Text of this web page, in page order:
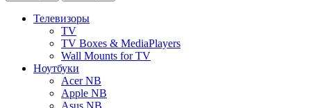
Телевизоры
TV
TV Boxes & MediaPlayers
Wall Mounts for TV
Ноутбуки
Acer NB
Apple NB
Asus NB